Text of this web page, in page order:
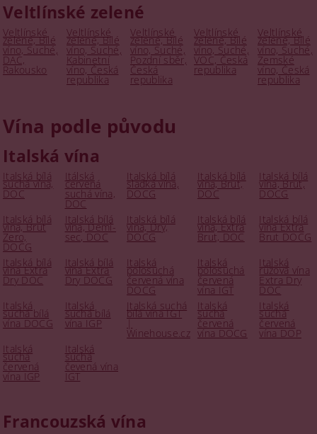
Veltlínské zelené
Veltlínské
zelené, Bílé
víno, Suché,
DAC,
Rakousko
Veltlínské
zelené, Bílé
víno, Suché,
Kabinetní
víno, Česká
republika
Veltlínské
zelené, Bílé
víno, Suché,
Pozdní sběr,
Česká
republika
Veltlínské
zelené, Bílé
víno, Suché,
VOC, Česká
republika
Veltlínské
zelené, Bílé
víno, Suché,
Zemské
víno, Česká
republika
Vína podle původu
Italská vína
Italská bílá
suchá vína,
DOC
Itálská
červená
suchá vína,
DOC
Italská bílá
sladká vína,
DOCG
Italská bílá
vína, Brut,
DOC
Italská bílá
vína, Brut,
DOCG
Italská bílá
vína, Brut
Zero,
DOCG
Italská bílá
vína, Demi-
sec, DOC
Italská bílá
vína, Dry,
DOCG
Italská bílá
vína, Extra
Brut, DOC
Italská bílá
vína Extra
Brut DOCG
Italská bílá
vína Extra
Dry DOC
Italská bílá
vína Extra
Dry DOCG
Italská
polosuchá
červená vína
DOCG
Italská
polosuchá
červená
vína IGT
Italská
růžová vína
Extra Dry
DOC
Italská
suchá bílá
vína DOCG
Italská
suchá bílá
vína IGP
Italská suchá
bílá vína IGT
|
Winehouse.cz
Italská
suchá
červená
vína DOCG
Italská
suchá
červená
vína DOP
Italská
suchá
červená
vína IGP
Italská
suchá
čevená vína
IGT
Francouzská vína